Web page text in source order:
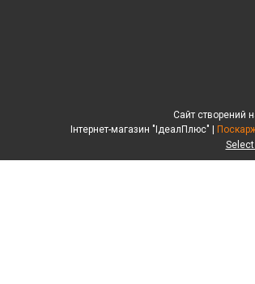
Сайт створений
Інтернет-магазин "ІдеалПлюс" |